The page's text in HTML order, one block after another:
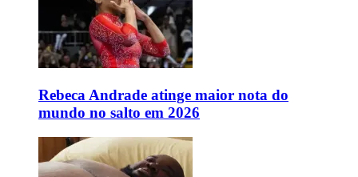
Rebeca Andrade atinge maior nota do
mundo no salto em 2026